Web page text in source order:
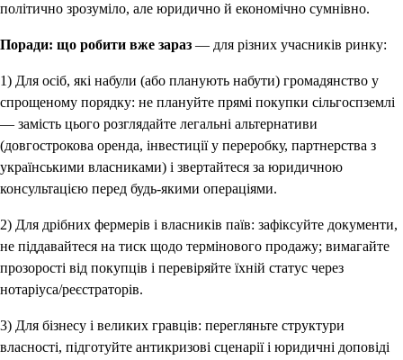
політично зрозуміло, але юридично й економічно сумнівно.
Поради: що робити вже зараз — для різних учасників ринку:
1) Для осіб, які набули (або планують набути) громадянство у
спрощеному порядку: не плануйте прямі покупки сільгоспземлі
— замість цього розглядайте легальні альтернативи
(довгострокова оренда, інвестиції у переробку, партнерства з
українськими власниками) і звертайтеся за юридичною
консультацією перед будь-якими операціями.
2) Для дрібних фермерів і власників паїв: зафіксуйте документи,
не піддавайтеся на тиск щодо термінового продажу; вимагайте
прозорості від покупців і перевіряйте їхній статус через
нотаріуса/реєстраторів.
3) Для бізнесу і великих гравців: перегляньте структури
власності, підготуйте антикризові сценарії і юридичні доповіді